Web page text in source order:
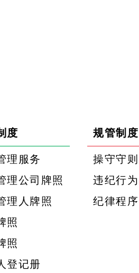
度
理服务
理公司牌照
理人牌照
照
照
登记册
规管制度
操守守则
违纪行为
纪律程序